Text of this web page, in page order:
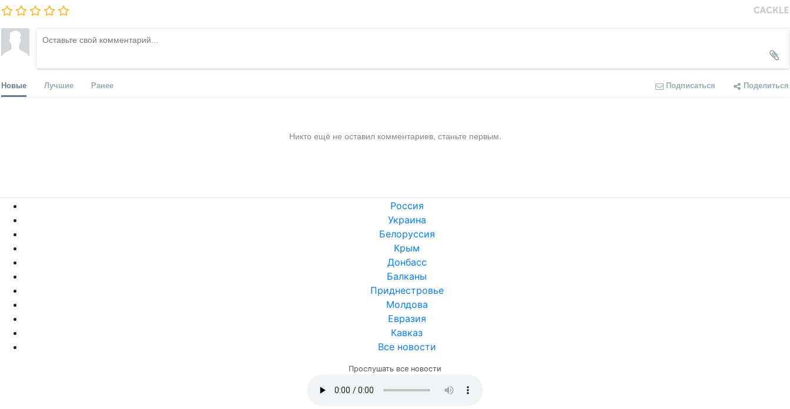
Новые Лучшие Ранее Подписаться Поделиться
Никто ещё не оставил комментариев, станьте первым.
Россия
Украина
Белоруссия
Крым
Донбасс
Балканы
Приднестровье
Молдова
Евразия
Кавказ
Все новости
Прослушать все новости